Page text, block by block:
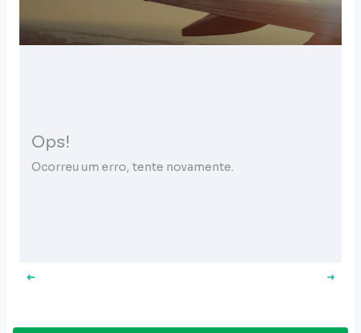
Ops!
Ocorreu um erro, tente novamente.